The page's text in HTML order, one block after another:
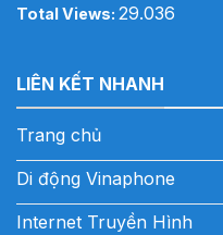
Total Views: 29.036
LIÊN KẾT NHANH
Trang chủ
Di động Vinaphone
Internet Truyền Hình